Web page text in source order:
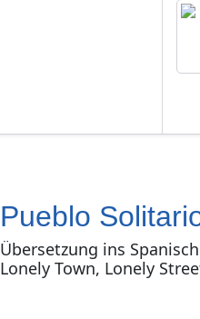
Pueblo
Übersetzung ins
Lonely Town, Lonely